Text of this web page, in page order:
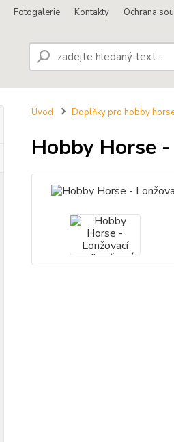
Fotogalerie Kontakty Ochrana
Úvod Doplňky pro hobby
Hobby Horse